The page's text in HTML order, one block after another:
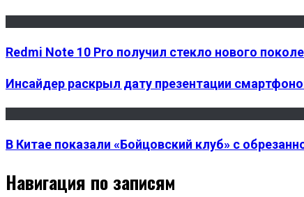
Redmi Note 10 Pro получил стекло нового
Инсайдер раскрыл дату презентации
В Китае показали «Бойцовский клуб» с
Навигация по записям